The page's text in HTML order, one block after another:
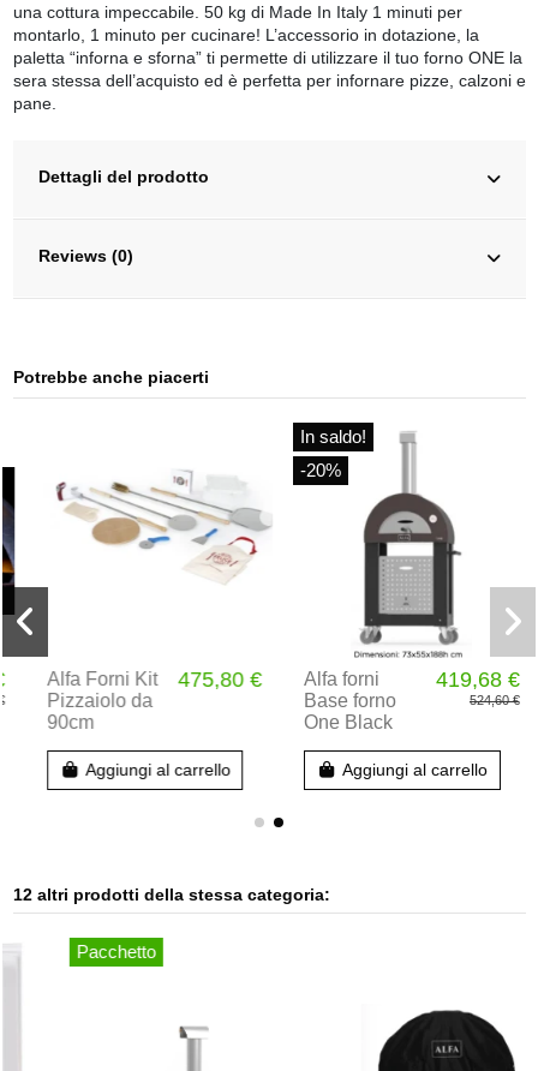
una cottura impeccabile. 50 kg di Made In Italy 1 minuti per
montarlo, 1 minuto per cucinare! L’accessorio in dotazione, la
paletta “inforna e sforna” ti permette di utilizzare il tuo forno ONE la
sera stessa dell’acquisto ed è perfetta per infornare pizze, calzoni e
pane.
Dettagli del prodotto
Reviews (0)
Potrebbe anche piacerti
Alfa Forni Kit
Pizzaiolo da
90cm
475,80 €
Aggiungi al carrello
In saldo!
-20%
Alfa forni
Base forno
One Black
419,68 €
524,60 €
Aggiungi al carrello
12 altri prodotti della stessa categoria:
Pacchetto